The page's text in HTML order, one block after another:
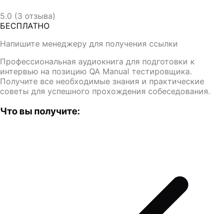
5.0 (3 отзыва)
БЕСПЛАТНО
Напишите менеджеру для получения ссылки
Профессиональная аудиокнига для подготовки к
интервью на позицию QA Manual тестировщика.
Получите все необходимые знания и практические
советы для успешного прохождения собеседования.
Что вы получите: